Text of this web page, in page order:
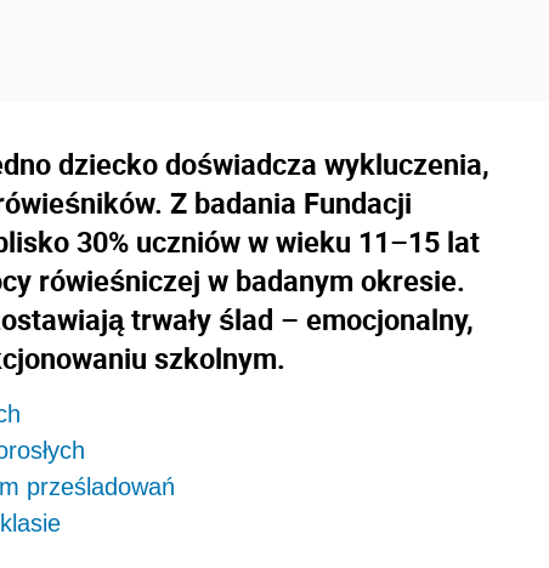
dziecko doświadcza wykluczenia,
Z badania Fundacji
30% uczniów w wieku 11–15 lat
rówieśniczej w badanym okresie.
trwały ślad – emocjonalny,
szkolnym.
prześladowań